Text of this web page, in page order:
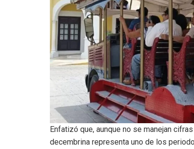
Enfatizó que, aunque no se manejan
decembrina representa uno de los